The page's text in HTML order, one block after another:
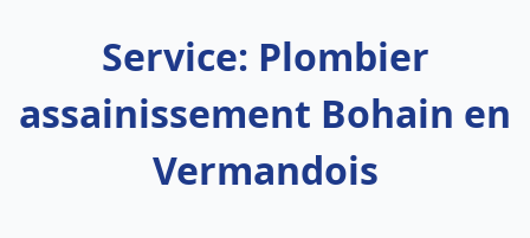
Service: Plombier
assainissement Bohain en
Vermandois